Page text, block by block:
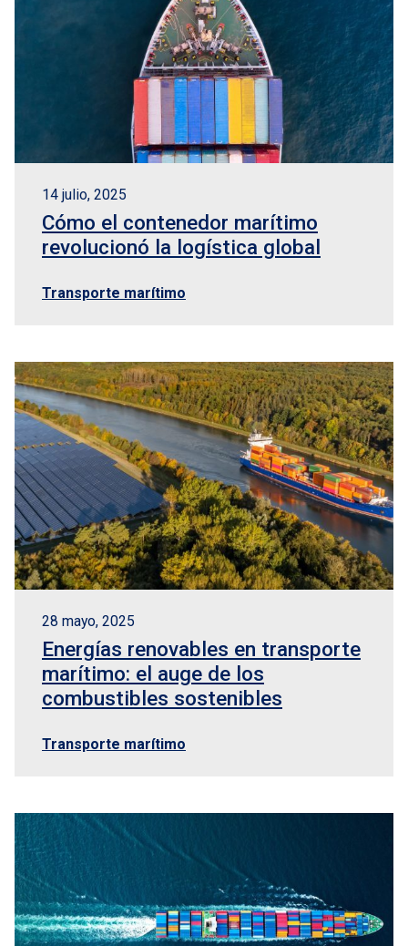
14 julio, 2025
Cómo el contenedor marítimo
revolucionó la logística global
Transporte marítimo
28 mayo, 2025
Energías renovables en transporte
marítimo: el auge de los
combustibles sostenibles
Transporte marítimo